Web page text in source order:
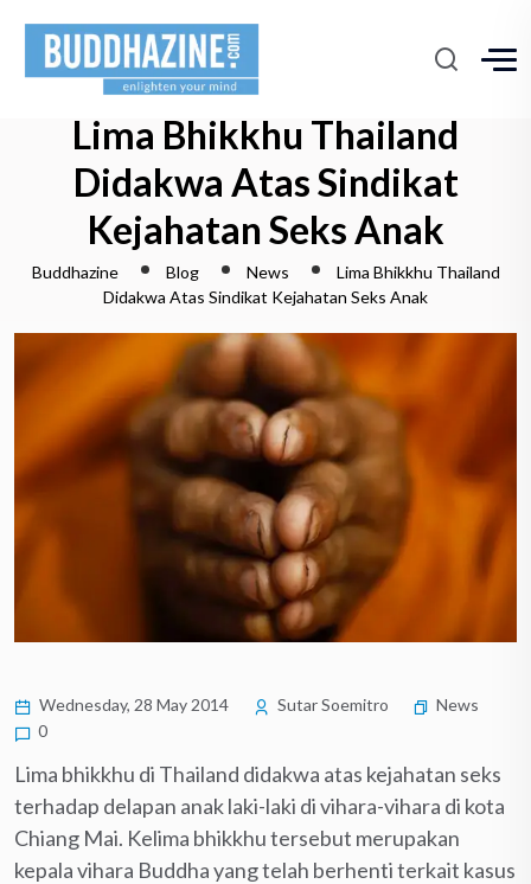
Lima Bhikkhu Thailand
Didakwa Atas Sindikat
Kejahatan Seks Anak
Buddhazine Blog News
Lima Bhikkhu Thailand
Didakwa Atas Sindikat Kejahatan Seks Anak
Wednesday, 28 May 2014 Sutar Soemitro
News
0
Lima bhikkhu di Thailand didakwa atas kejahatan seks
terhadap delapan anak laki-laki di vihara-vihara di kota
Chiang Mai. Kelima bhikkhu tersebut merupakan
kepala vihara Buddha yang telah berhenti terkait kasus